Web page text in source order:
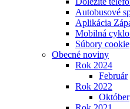
Autobusové
Aplikácia
Mobilná
Súbory cookie
Obecné noviny
Rok 2024
Február
Rok 2022
Október